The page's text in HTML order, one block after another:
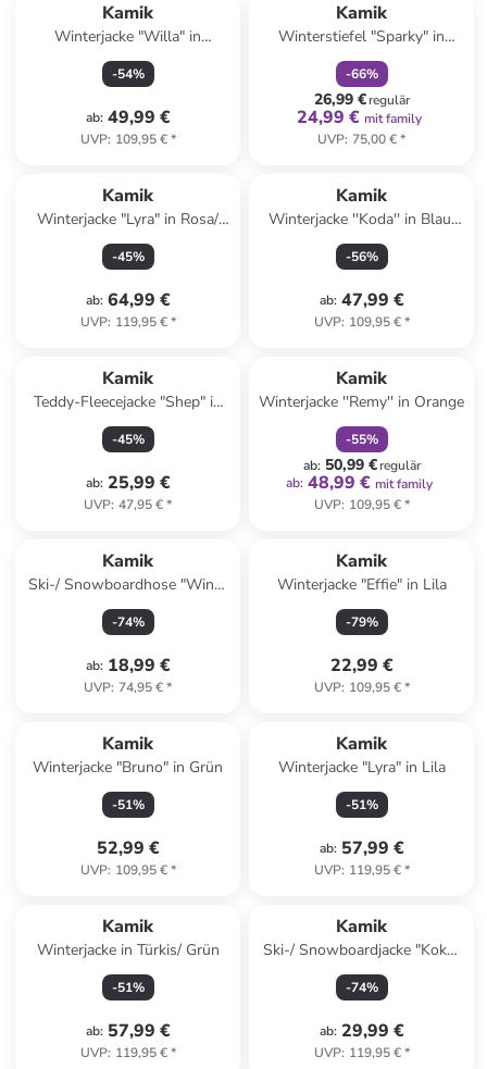
Kamik
Winterjacke "Willa" in
Hellblau
-54%
ab: 49,99 €
UVP: 109,95 €*
Kamik
Winterstiefel "Sparky" in
Dunkelblau
-66%
26,99 €regulär
24,99 € mit family
UVP: 75,00 €*
Kamik
Winterjacke "Lyra" in Rosa/
Dunkelblau
-45%
ab: 64,99 €
UVP: 119,95 €*
Kamik
Winterjacke ''Koda'' in Blau/
Orange
-56%
ab: 47,99 €
UVP: 109,95 €*
Kamik
Teddy-Fleecejacke "Shep" in
Blau/ Pink
-45%
ab: 25,99 €
UVP: 47,95 €*
Kamik
Winterjacke ''Remy'' in Orange
-55%
ab: 50,99 €regulär
ab: 48,99 € mit family
UVP: 109,95 €*
Kamik
Ski-/ Snowboardhose "Wink"
in Rosa
-74%
ab: 18,99 €
UVP: 74,95 €*
Kamik
Winterjacke "Effie" in Lila
-79%
22,99 €
UVP: 109,95 €*
Kamik
Winterjacke "Bruno" in Grün
-51%
52,99 €
UVP: 109,95 €*
Kamik
Winterjacke "Lyra" in Lila
-51%
ab: 57,99 €
UVP: 119,95 €*
Kamik
Winterjacke in Türkis/ Grün
-51%
ab: 57,99 €
UVP: 119,95 €*
Kamik
Ski-/ Snowboardjacke "Koko"
in Schwarz/ Lila
-74%
ab: 29,99 €
UVP: 119,95 €*